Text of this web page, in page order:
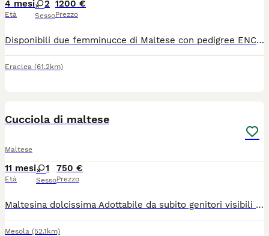
4 mesi
Età
2
Sesso
1200 €
Prezzo
Disponibili due femminucce di Maltese con pedigree ENCI. Nate il 30/03/2026 e cresciute in ambiente familiare presso la mia abitazione. Da adulte peseranno circa 3,5-3,7 kg. Saranno cedute con: * vaccinazione; * sverminazioni effettuate; * microchip; * visita veterinaria con relazione scritta (controllo di cuore, dentatura, ecc.); * iscrizione all’Anagrafe Canina; * passaggio di proprietà; * libretto sanitario; * pedigree ENCI; * genitori con deposito del DNA presso ENCI; * genitori certificati FSA per la lussazione della rotula; * puppy kit; * cibo per i primi giorni; * prima toelettatura effettuata. Entrambi i genitori sono visibili presso la mia abitazione.
Eraclea (61.2km)
Cucciola di maltese
Maltese
11 mesi
Età
1
Sesso
750 €
Prezzo
Maltesina dolcissima Adottabile da subito genitori visibili già svezzata e abituata alla traversina..
Mesola (52.1km)